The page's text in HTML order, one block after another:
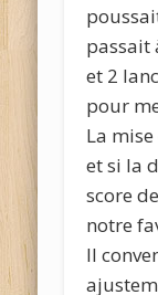
passait
et 2
pour
La
et si la
score
notre
Il